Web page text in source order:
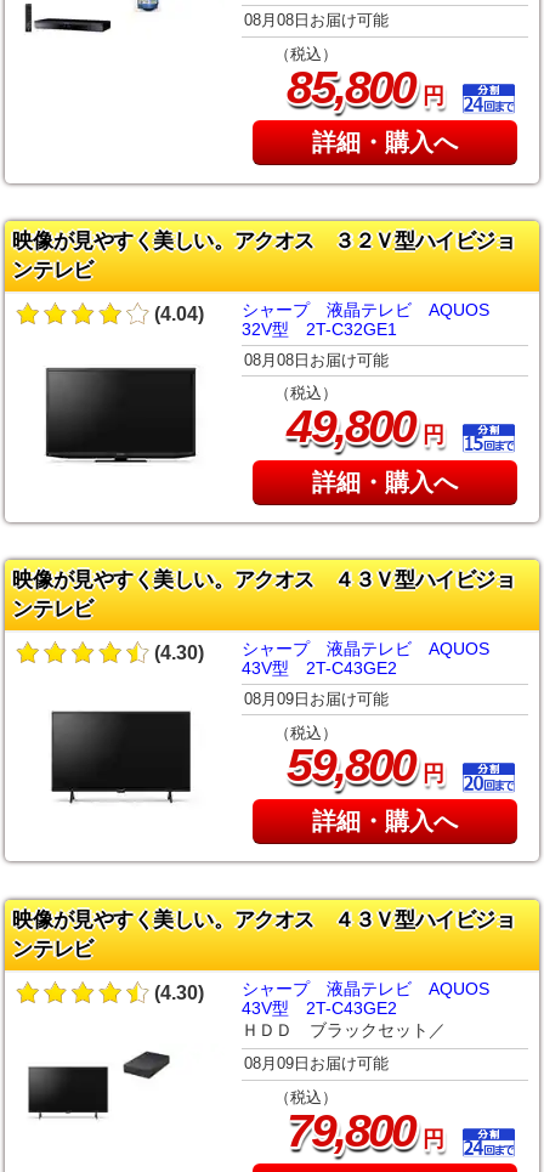
08月08日お届け可能
（税込）
85,800円
詳細・購入へ
映像が見やすく美しい。アクオス ３２Ｖ型ハイビジョ
ンテレビ
(4.04)
シャープ 液晶テレビ AQUOS
32V型 2T-C32GE1
08月08日お届け可能
（税込）
49,800円
詳細・購入へ
映像が見やすく美しい。アクオス ４３Ｖ型ハイビジョ
ンテレビ
(4.30)
シャープ 液晶テレビ AQUOS
43V型 2T-C43GE2
08月09日お届け可能
（税込）
59,800円
詳細・購入へ
映像が見やすく美しい。アクオス ４３Ｖ型ハイビジョ
ンテレビ
(4.30)
シャープ 液晶テレビ AQUOS
43V型 2T-C43GE2
ＨＤＤ ブラックセット／
08月09日お届け可能
（税込）
79,800円